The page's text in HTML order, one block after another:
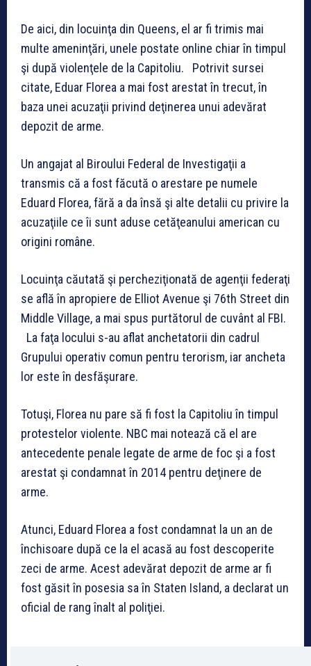
De aici, din locuinţa din Queens, el ar fi trimis mai
multe ameninţări, unele postate online chiar în timpul
şi după violenţele de la Capitoliu. Potrivit sursei
citate, Eduar Florea a mai fost arestat în trecut, în
baza unei acuzaţii privind deţinerea unui adevărat
depozit de arme.
Un angajat al Biroului Federal de Investigaţii a
transmis că a fost făcută o arestare pe numele
Eduard Florea, fără a da însă şi alte detalii cu privire la
acuzaţiile ce îi sunt aduse cetăţeanului american cu
origini române.
Locuinţa căutată şi percheziţionată de agenţii federaţi
se află în apropiere de Elliot Avenue şi 76th Street din
Middle Village, a mai spus purtătorul de cuvânt al FBI.
La faţa locului s-au aflat anchetatorii din cadrul
Grupului operativ comun pentru terorism, iar ancheta
lor este în desfăşurare.
Totuşi, Florea nu pare să fi fost la Capitoliu în timpul
protestelor violente. NBC mai notează că el are
antecedente penale legate de arme de foc şi a fost
arestat şi condamnat în 2014 pentru deţinere de
arme.
Atunci, Eduard Florea a fost condamnat la un an de
închisoare după ce la el acasă au fost descoperite
zeci de arme. Acest adevărat depozit de arme ar fi
fost găsit în posesia sa în Staten Island, a declarat un
oficial de rang înalt al poliţiei.